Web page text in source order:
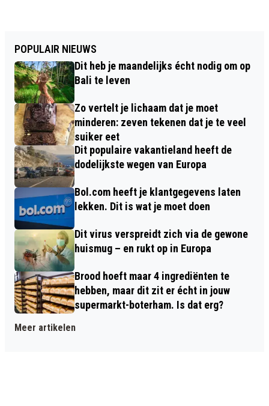
POPULAIR NIEUWS
Dit heb je maandelijks écht nodig om op
Bali te leven
Zo vertelt je lichaam dat je moet
minderen: zeven tekenen dat je te veel
suiker eet
Dit populaire vakantieland heeft de
dodelijkste wegen van Europa
Bol.com heeft je klantgegevens laten
lekken. Dit is wat je moet doen
Dit virus verspreidt zich via de gewone
huismug – en rukt op in Europa
Brood hoeft maar 4 ingrediënten te
hebben, maar dit zit er écht in jouw
supermarkt-boterham. Is dat erg?
Meer artikelen